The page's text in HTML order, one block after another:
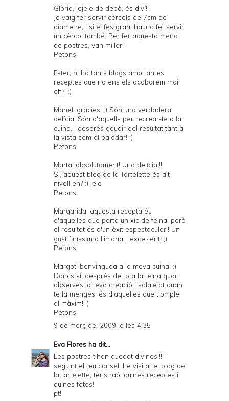
Glòria, jejeje de debò, és diví!!
Jo vaig fer servir cèrcols de 7cm de
diàmetre, i si el fes gran, hauria fet servir
un cèrcol també. Per fer aquesta mena
de postres, van millor!
Petons!
Ester, hi ha tants blogs amb tantes
receptes que no ens els acabarem mai,
eh?! :)
Manel, gràcies! :) Són una verdadera
delícia! Són d'aquells per recrear-te a la
cuina, i després gaudir del resultat tant a
la vista com al paladar! ;)
Petons!
Marta, absolutament! Una delícia!!!
Si, aquest blog de la Tartelette és alt
nivell eh? :) jeje
Petons!
Margarida, aquesta recepta és
d'aquelles que porta un xic de feina, però
el resultat és d'un èxit espectacular!! Un
gust finíssim a llimona... excel·lent! ;)
Petons!
Margot, benvinguda a la meva cuina! :)
Doncs sí, després de tota la feina quan
observes la teva creació i sobretot quan
te la menges, és d'aquelles que t'omple
al màxim! ;)
Petons!
9 de març del 2009, a les 4:35
Eva Flores ha dit...
Les postres t'han quedat divines!!! I
seguint el teu consell he visitat el blog de
la tartelette, tens raó, quines receptes i
quines fotos!
pt!